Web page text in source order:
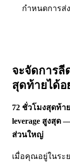
กำหนดการส่
จะจัดการลี
สุดท้ายได้อ
72 ชั่วโมงสุดท้า
leverage สูงสุด
ส่วนใหญ่
เมื่อคุณอยู่ในระ